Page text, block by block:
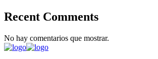
Recent Comments
No hay comentarios que mostrar.